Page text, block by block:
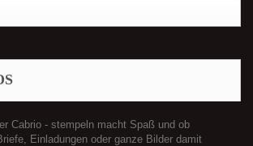
Cabrio - stempeln macht Spaß und ob
Einladungen oder ganze Bilder damit